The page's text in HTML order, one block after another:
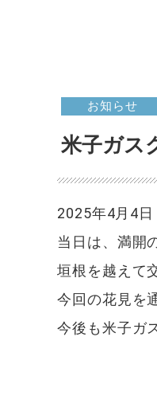
お知らせ
米子ガス
2025年4月4日
当日は、満開
垣根を越えて
今回の花見を
今後も米子ガ